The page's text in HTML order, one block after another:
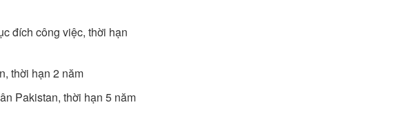
đích công việc, thời hạn
thời hạn 2 năm
Pakistan, thời hạn 5 năm